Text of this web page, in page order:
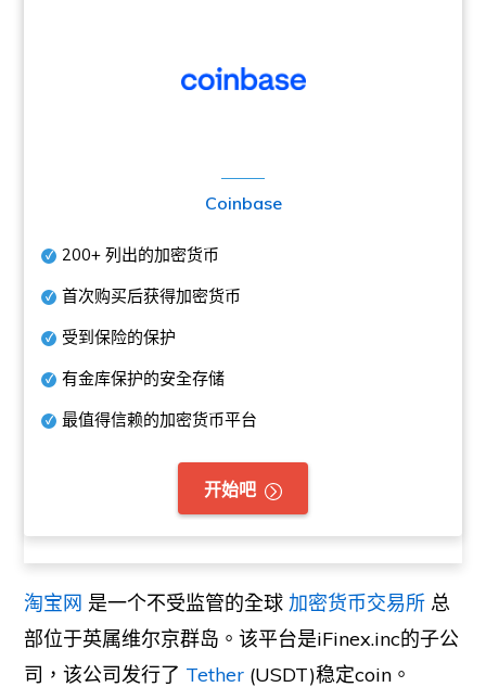
Coinbase
200+ 列出的加密货币
首次购买后获得加密货币
受到保险的保护
有金库保护的安全存储
最值得信赖的加密货币平台
开始吧
淘宝网 是一个不受监管的全球 加密货币交易所 总
部位于英属维尔京群岛。该平台是iFinex.inc的子公
司，该公司发行了 Tether (USDT)稳定coin。